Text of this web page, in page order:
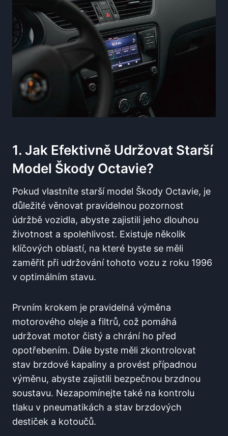
1. Jak Efektivně Udržovat Starší
Model Škody Octavie?
Pokud vlastníte starší model Škody Octavie, je
důležité věnovat pravidelnou pozornost
údržbě vozidla, abyste zajistili jeho dlouhou
životnost a spolehlivost. Existuje několik
klíčových oblastí, na které byste se měli
zaměřit při udržování tohoto vozu z roku 1996
v optimálním stavu.
Prvním krokem je pravidelná výměna
motorového oleje a filtrů, což pomáhá
udržovat motor čistý a chrání ho před
opotřebením. Dále byste měli zkontrolovat
stav brzdové kapaliny a provést případnou
výměnu, abyste zajistili bezpečnou brzdnou
soustavu. Nezapomínejte také na kontrolu
tlaku v pneumatikách a stav brzdových
destiček a kotoučů.